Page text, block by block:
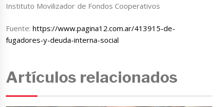
Instituto Movilizador de Fondos Cooperativos
Fuente:https://www.pagina12.com.ar/413915-de-
fugadores-y-deuda-interna-social
Artículos relacionados